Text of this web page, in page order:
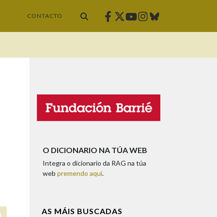
CONTACTO Facebook
Twitter
Youtube
Instagram
Bluesky
O DICIONARIO NA TÚA WEB
Integra o dicionario da RAG na túa
web premendo aquí.
AS MÁIS BUSCADAS